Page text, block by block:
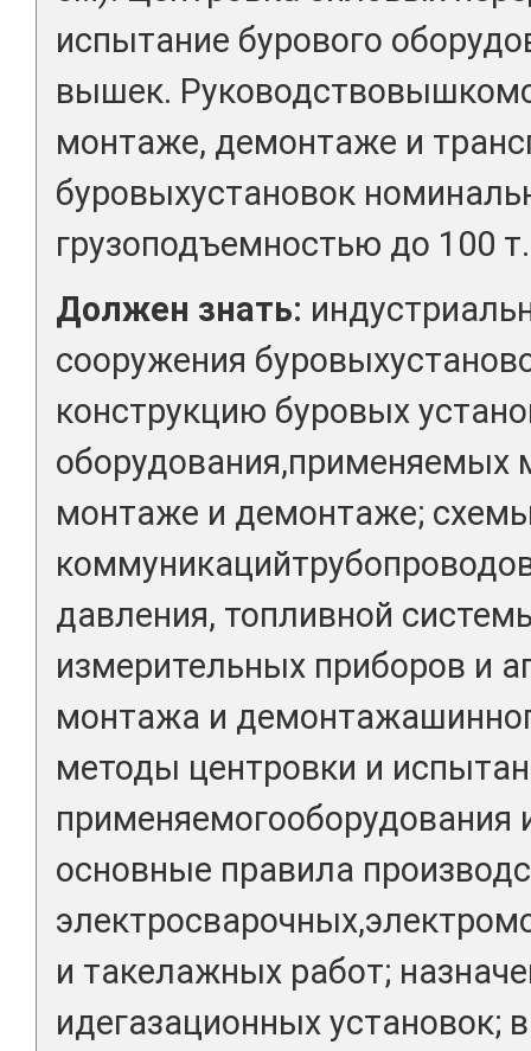
испытание бурового
вышек.
монтаже, демонтаже и
буровыхустановок
грузоподъемностью до 100 т.
Должен знать:
сооружения
конструкцию буровых
оборудования,применяемых
монтаже и демонтаже;
давления, топливной
измерительных приборов и
монтажа и
методы центровки и
применяемогооборудования
основные правила
и такелажных работ;
идегазационных установок;